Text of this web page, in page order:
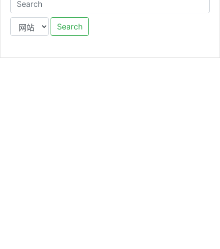
Search